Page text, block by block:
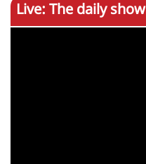
Live: The daily show